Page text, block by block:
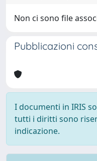
Non ci sono file
Pubblicazioni
I documenti in IRIS
tutti i diritti sono
indicazione.